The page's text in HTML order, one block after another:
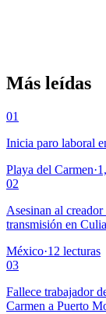
Más leídas
01
Inicia paro laboral
Playa del Carmen·
02
Asesinan al
transmisión en
México·12 lecturas
03
Fallece trabajador
Carmen a Puerto